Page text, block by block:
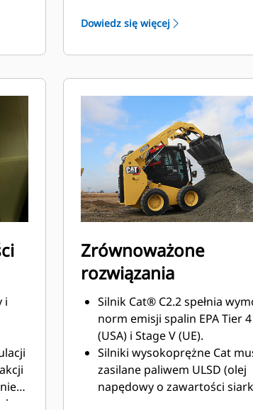
przyspieszenia może pełnić
Dowiedz się więcej
i
Zrównoważone
rozwiązania
Silnik Cat® C2.2 spełnia
norm emisji spalin EPA Tier
(USA) i Stage V (UE).
Silniki wysokoprężne Cat
zasilane paliwem ULSD (olej
napędowy o zawartości